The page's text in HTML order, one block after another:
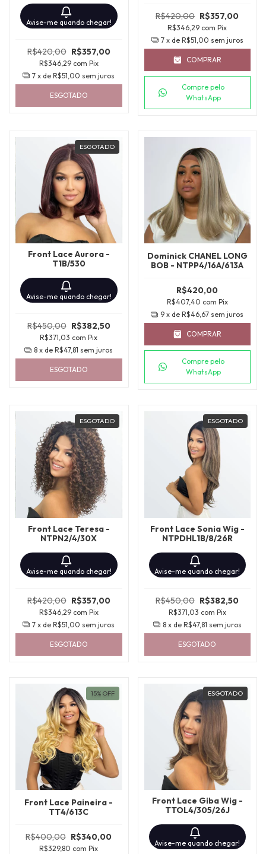
Avise-me quando chegar!
R$420,00 R$357,00
R$346,29 com Pix
7 x deR$51,00 sem juros
ESGOTADO
R$420,00 R$357,00
R$346,29 com Pix
7 x de R$51,00 sem juros
COMPRAR
Compre pelo
WhatsApp
ESGOTADO
Front Lace Aurora -
T1B/530
Avise-me quando chegar!
R$450,00 R$382,50
R$371,03 com Pix
8 x deR$47,81 sem juros
ESGOTADO
Dominick CHANEL LONG
BOB - NTPP4/16A/613A
R$420,00
R$407,40 com Pix
9 x deR$46,67 sem juros
COMPRAR
Compre pelo
WhatsApp
ESGOTADO
Front Lace Teresa -
NTPN2/4/30X
Avise-me quando chegar!
R$420,00 R$357,00
R$346,29 com Pix
7 x deR$51,00 sem juros
ESGOTADO
ESGOTADO
Front Lace Sonia Wig -
NTPDHL1B/8/26R
Avise-me quando chegar!
R$450,00 R$382,50
R$371,03 com Pix
8 x de R$47,81 sem juros
ESGOTADO
15% OFF
Front Lace Paineira -
TT4/613C
R$400,00 R$340,00
R$329,80 com Pix
ESGOTADO
Front Lace Giba Wig -
TTOL4/305/26J
Avise-me quando chegar!